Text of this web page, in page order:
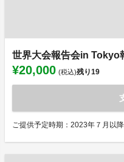
世界大会報告会in Tokyo
¥20,000 (税込)残り19
ご提供予定時期：2023年７月以降